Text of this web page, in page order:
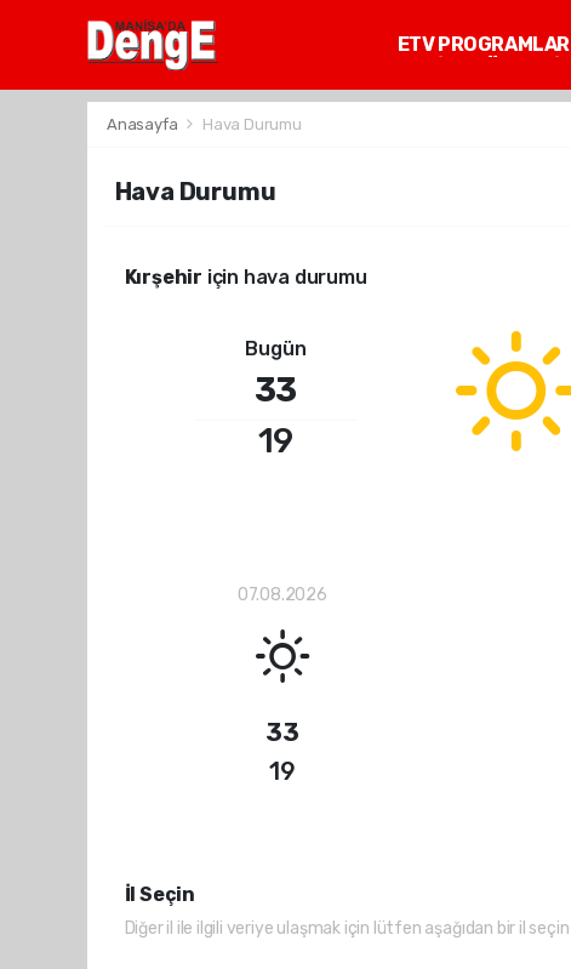
ETV PROGRAMLAR
Anasayfa Hava Durumu
Hava Durumu
Kırşehir için hava durumu
Bugün
33
19
07.08.2026
33
19
İl Seçin
Diğer il ile ilgili veriye ulaşmak için lütfen aşağıdan bir il seçin